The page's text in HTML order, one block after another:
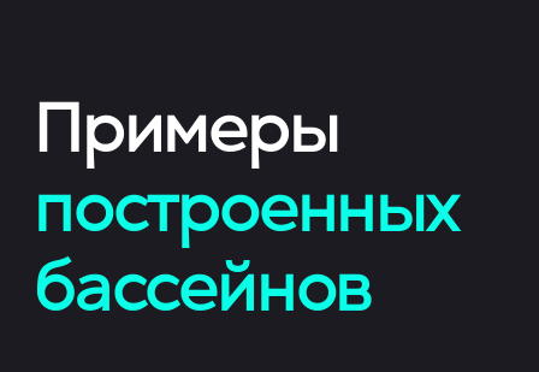
Примеры
построенных
бассейнов